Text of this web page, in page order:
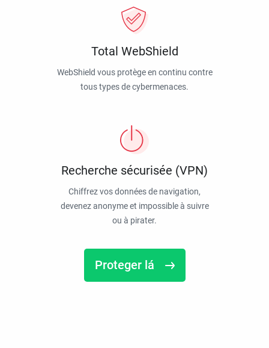
Total WebShield
WebShield vous protège en continu contre
tous types de cybermenaces.
Recherche sécurisée (VPN)
Chiffrez vos données de navigation,
devenez anonyme et impossible à suivre
ou à pirater.
Proteger lá